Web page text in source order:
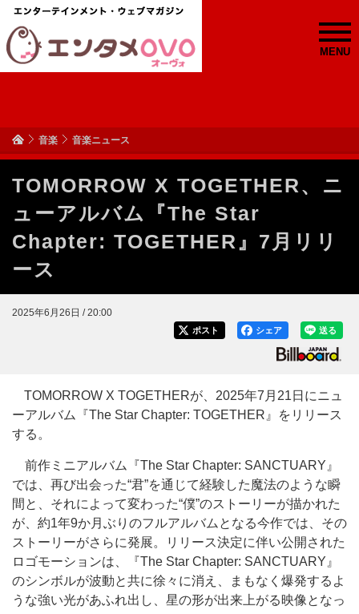
MENU
音楽 音楽ニュース
TOMORROW X TOGETHER、ニ
ューアルバム『The Star
Chapter: TOGETHER』7月リリ
ース
2025年6月26日 / 20:00
送る
シェア
ポスト
TOMORROW X TOGETHERが、2025年7月21日にニュ
ーアルバム『The Star Chapter: TOGETHER』をリリース
する。
前作ミニアルバム『The Star Chapter: SANCTUARY』
では、再び出会った“君”を通じて経験した魔法のような瞬
間と、それによって変わった“僕”のストーリーが描かれた
が、約1年9か月ぶりのフルアルバムとなる今作では、その
ストーリーがさらに発展。リリース決定に伴い公開された
ロゴモーションは、『The Star Chapter: SANCTUARY』
のシンボルが波動と共に徐々に消え、まもなく爆発するよ
うな強い光があふれ出し、星の形が出来上がる映像となっ